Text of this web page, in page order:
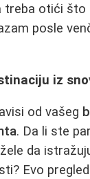
treba otići što
posle
iz
od vašeg
. Da li ste
da
Evo